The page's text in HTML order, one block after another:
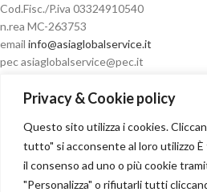
Privacy & Cookie policy
Questo sito utilizza i cookies.
tutto" si acconsente al loro utilizzo
il consenso ad uno o più cookie
"Personalizza" o rifiutarli tutti
Cod.Fisc./P.iva 03324910540
n.rea MC-263753
email info@asiaglobalservice.it
pec asiaglobalservice@pec.it
Condizioni di vendita